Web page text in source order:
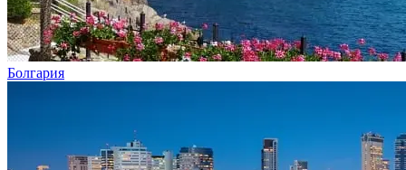
Болгария